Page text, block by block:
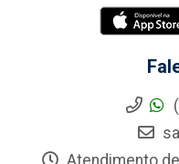
Atendimento